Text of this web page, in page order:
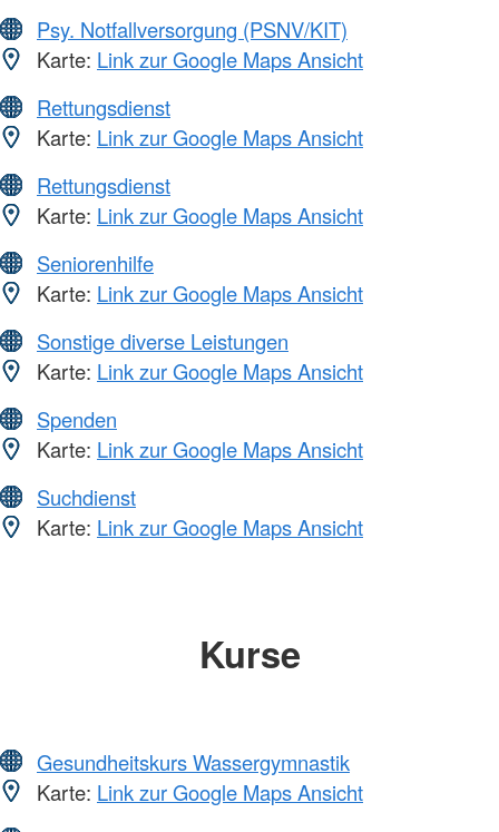
Psy. Notfallversorgung (PSNV/KIT)
Karte: Link zur Google Maps Ansicht
Rettungsdienst
Karte: Link zur Google Maps Ansicht
Rettungsdienst
Karte: Link zur Google Maps Ansicht
Seniorenhilfe
Karte: Link zur Google Maps Ansicht
Sonstige diverse Leistungen
Karte: Link zur Google Maps Ansicht
Spenden
Karte: Link zur Google Maps Ansicht
Suchdienst
Karte: Link zur Google Maps Ansicht
Kurse
Gesundheitskurs Wassergymnastik
Karte: Link zur Google Maps Ansicht